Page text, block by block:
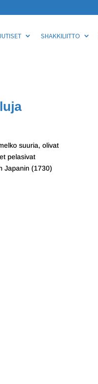
SHAKKILIITTO
suuria, olivat
pelasivat
Japanin (1730)